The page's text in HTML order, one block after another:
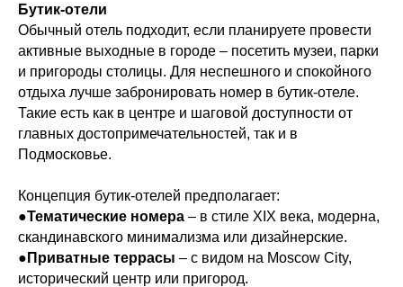
Бутик-отели
Обычный отель подходит, если планируете провести
активные выходные в городе – посетить музеи, парки
и пригороды столицы. Для неспешного и спокойного
отдыха лучше забронировать номер в бутик-отеле.
Такие есть как в центре и шаговой доступности от
главных достопримечательностей, так и в
Подмосковье.
Концепция бутик-отелей предполагает:
●Тематические номера – в стиле XIX века, модерна,
скандинавского минимализма или дизайнерские.
● Приватные террасы – с видом на Moscow City,
исторический центр или пригород.